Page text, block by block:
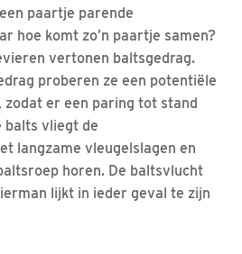
paartje parende
hoe komt zo’n paartje samen?
vertonen baltsgedrag.
proberen ze een potentiële
er een paring tot stand
balts vliegt de
langzame vleugelslagen en
horen. De baltsvlucht
lijkt in ieder geval te zijn